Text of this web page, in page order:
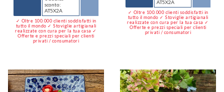
sconto:
AT5X2A
✓ Oltre 100.000 clienti soddisfatti in
tutto il mondo ✓ Stoviglie artigianali
realizzate con cura per la tua casa ✓
Offerte e prezzi speciali per clienti
privati / consumatori
AT5X2A
✓ Oltre 100.000 clienti soddisfatti in
tutto il mondo ✓ Stoviglie artigianali
realizzate con cura per la tua casa ✓
Offerte e prezzi speciali per clienti
privati / consumatori